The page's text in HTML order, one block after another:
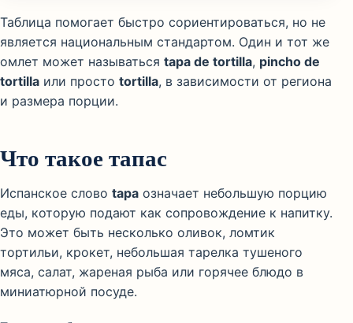
Таблица помогает быстро сориентироваться, но не
является национальным стандартом. Один и тот же
омлет может называться tapa de tortilla, pincho de
tortilla или просто tortilla, в зависимости от региона
и размера порции.
Что такое тапас
Испанское слово tapa означает небольшую порцию
еды, которую подают как сопровождение к напитку.
Это может быть несколько оливок, ломтик
тортильи, крокет, небольшая тарелка тушеного
мяса, салат, жареная рыба или горячее блюдо в
миниатюрной посуде.